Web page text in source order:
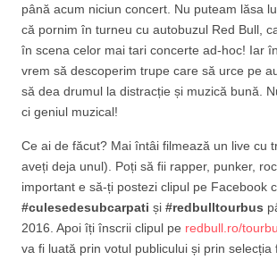
până acum niciun concert. Nu puteam lăsa
că pornim în turneu cu autobuzul Red Bull,
în scena celor mai tari concerte ad-hoc! Iar
vrem să descoperim trupe care să urce pe
să dea drumul la distracție și muzică bună.
ci geniul muzical!
Ce ai de făcut? Mai întâi filmează un live cu
aveți deja unul). Poți să fii rapper, punker,
important e să-ți postezi clipul pe Facebook
#culesedesubcarpati și #redbulltourbus
2016. Apoi îți înscrii clipul pe redbull.ro/
va fi luată prin votul publicului și prin selecția